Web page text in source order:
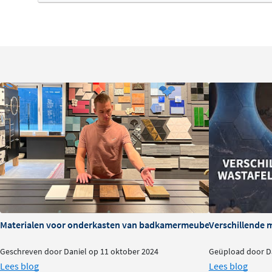
Materialen voor onderkasten van badkamermeubels: voor- en
Geschreven door Daniel op 11 oktober 2024
Lees blog
Verschillende
Geüpload door
Lees blog